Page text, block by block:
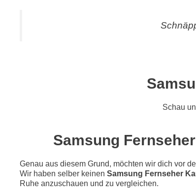
Schau
Samsung
Genau aus diesem Grund, möchten wir dich vor
Wir haben selber keinen Samsung Fernseher
Ruhe anzuschauen und zu vergleichen.